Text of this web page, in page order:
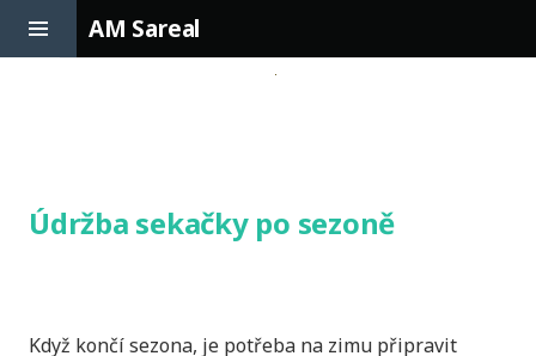
AM Sareal
Údržba sekačky po sezoně
Když končí sezona, je potřeba na zimu připravit
Sidebar